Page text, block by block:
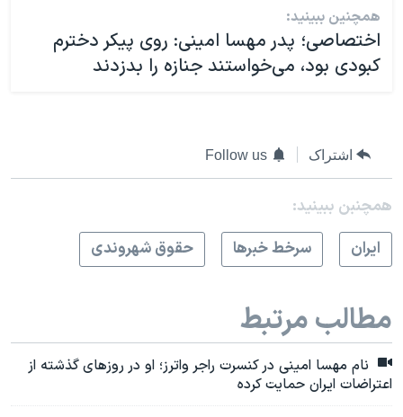
همچنین ببینید:
اختصاصی؛ پدر مهسا امینی: روی پیکر دخترم
کبودی بود، می‌خواستند جنازه را بدزدند
اشتراک Follow us
همچنبن ببینید:
ايران
سرخط خبرها حقوق شهروندی
مطالب مرتبط
نام مهسا امینی در کنسرت راجر واترز؛ او در روزهای گذشته از
اعتراضات ایران حمایت کرده